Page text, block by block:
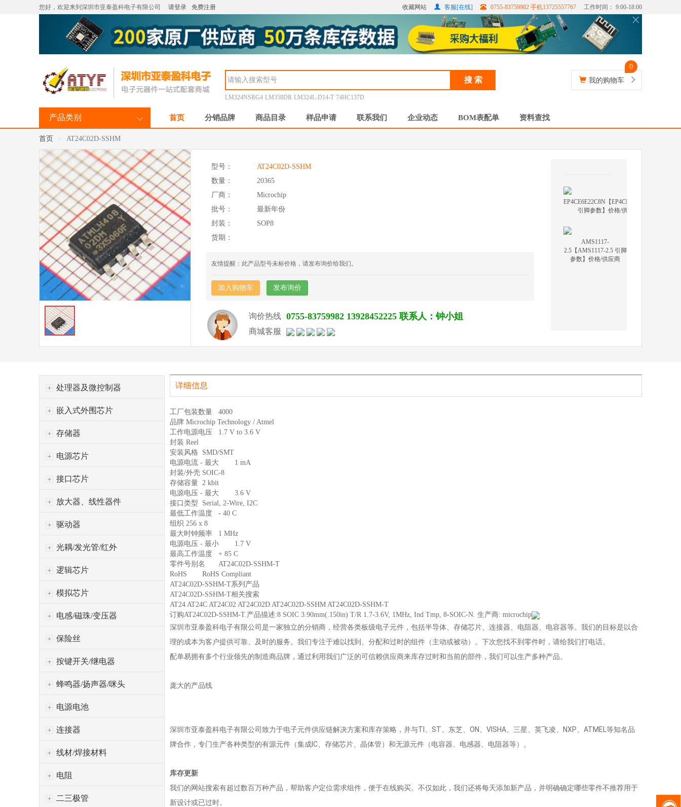
您好，欢迎来到深圳市亚泰盈科电子有限公司 请登录 免费注册 收藏网站 客服[在线] 0755-83759982 手机13725557767 工作时间： 9:00-18:00
搜 索
LM324NSRG4 LM358DR LM324L-D14-T 74HC137D
0
我的购物车
产品类别 首页 分销品牌 商品目录 样品申请 联系我们 企业动态 BOM表配单 资料查找
首页 AT24C02D-SSHM
型号：
AT24C02D-SSHM
数量：
20365
厂商：
Microchip
批号：
最新年份
封装：
SOP8
货期：
友情提醒：此产品型号未标价格，请发布询价给我们。
加入购物车 发布询价
询价热线 0755-83759982 13928452225 联系人：钟小姐
商城客服
EP4CE6E22C8N【EP4CE6E22C8N
引脚参数】价格/供应商
AMS1117-
2.5【AMS1117-2.5 引脚
参数】价格/供应商
处理器及微控制器
嵌入式外围芯片
存储器
电源芯片
接口芯片
放大器、线性器件
驱动器
光耦/发光管/红外
逻辑芯片
模拟芯片
电感/磁珠/变压器
保险丝
按键开关/继电器
蜂鸣器/扬声器/咪头
电源电池
连接器
线材/焊接材料
电阻
二三极管
详细信息
工厂包装数量
4000
品牌 Microchip Technology / Atmel
工作电源电压
1.7 V to 3.6 V
封装 Reel
安装风格
SMD/SMT
电源电流 - 最大
1 mA
封装/外壳 SOIC-8
存储容量 2 kbit
电源电压 - 最大
3.6 V
接口类型
Serial, 2-Wire, I2C
最低工作温度
- 40 C
组织 256 x 8
最大时钟频率
1 MHz
电源电压 - 最小
1.7 V
最高工作温度
+ 85 C
零件号别名
AT24C02D-SSHM-T
RoHS
RoHS Compliant
AT24C02D-SSHM-T系列产品
AT24C02D-SSHM-T相关搜索
AT24 AT24C AT24C02 AT24C02D AT24C02D-SSHM AT24C02D-SSHM-T
订购AT24C02D-SSHM-T.产品描述:8 SOIC 3.90mm(.150in) T/R 1.7-3.6V, 1MHz, Ind Tmp, 8-SOIC-N. 生产商: microchip
深圳市亚泰盈科电子有限公司是一家独立的分销商，经营各类板级电子元件，包括半导体、存储芯片、连接器、电阻器、电容器等。我们的目标是以合
理的成本为客户提供可靠、及时的服务。我们专注于难以找到、分配和过时的组件（主动或被动）。下次您找不到零件时，请给我们打电话。
配单易拥有多个行业领先的制造商品牌，通过利用我们广泛的可信赖供应商来库存过时和当前的部件，我们可以生产多种产品。
庞大的产品线
深圳市亚泰盈科电子有限公司致力于电子元件供应链解决方案和库存策略，并与TI、ST、东芝、ON、VISHA、三星、英飞凌、NXP、ATMEL等知名品
牌合作，专门生产各种类型的有源元件（集成IC、存储芯片、晶体管）和无源元件（电容器、电感器、电阻器等）。
库存更新
我们的网站搜索有超过数百万种产品，帮助客户定位需求组件，便于在线购买。不仅如此，我们还将每天添加新产品，并明确确定哪些零件不推荐用于
新设计或已过时。